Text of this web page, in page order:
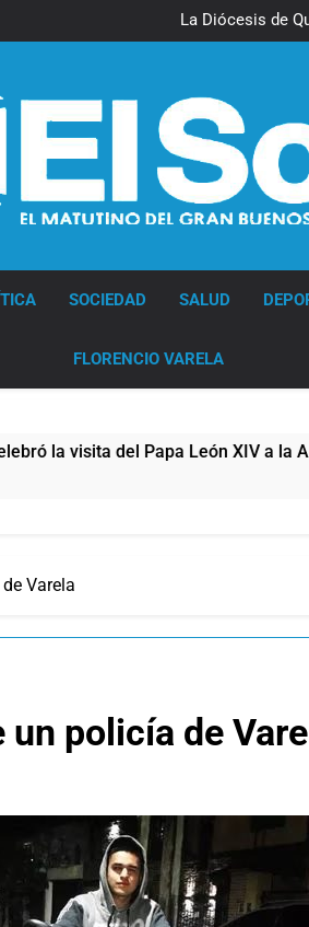
La Diócesis de
Figuras de la
La Diócesis de
Figuras de la
Nueva jornada
en
SOCIEDAD SALUD
FLORENCIO VARELA
Papa León XIV a la Argentina
Varela
policía de